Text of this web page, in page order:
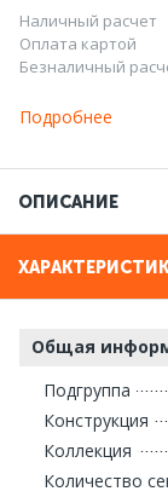
Наличный расчет
Оплата картой
Безналичный
Подробнее
ОПИСАНИЕ
Общая
Подгруппа
Конструкция
Коллекция
Количество